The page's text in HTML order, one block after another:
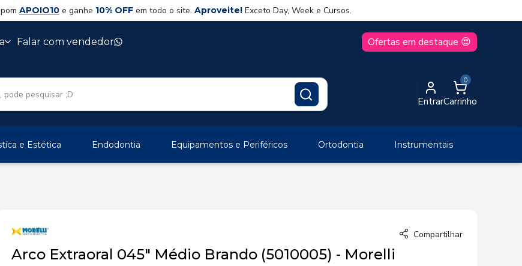
APOIO10 e ganhe 10% OFF em todo o site. Aproveite! Exceto Day, Week e Cursos.
Falar com vendedor Ofertas em destaque 😍
Entrar
0
Carrinho
e Estética Endodontia Equipamentos e Periféricos Ortodontia Instrumentais
Compartilhar
Arco Extraoral 045" Médio Brando (5010005) - Morelli